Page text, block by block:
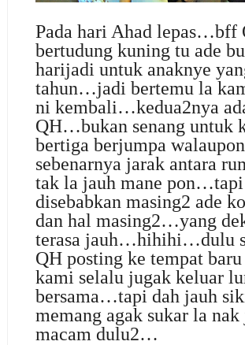
Pada hari Ahad lepas…bff
bertudung kuning tu ade
harijadi untuk anaknye
tahun…jadi bertemu la
ni kembali…kedua2nya
QH…bukan senang untuk
bertiga berjumpa walaupon
sebenarnya jarak antara
tak la jauh mane pon…tapi
disebabkan masing2 ade
dan hal masing2…yang
terasa jauh…hihihi…dulu
QH posting ke tempat
kami selalu jugak keluar
bersama…tapi dah jauh
memang agak sukar la nak
macam dulu2…